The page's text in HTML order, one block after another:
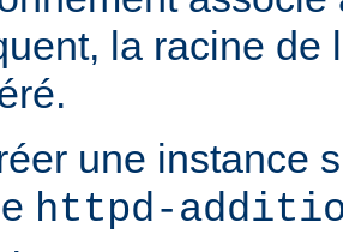
la racine de
une instance
httpd-